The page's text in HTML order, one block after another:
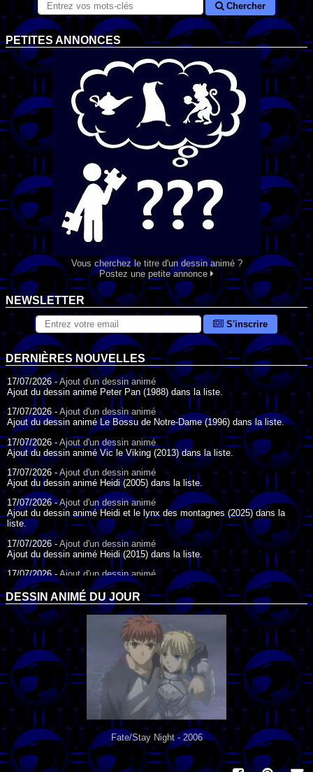
Chercher
PETITES ANNONCES
Vous cherchez le titre d'un dessin animé ?
Postez une petite annonce
NEWSLETTER
S'inscrire
DERNIÈRES NOUVELLES
17/07/2026 -Ajout d'un dessin animé
Ajout du dessin animé Peter Pan (1988) dans la liste.
17/07/2026 -Ajout d'un dessin animé
Ajout du dessin animé Le Bossu de Notre-Dame (1996) dans la liste.
17/07/2026 - Ajout d'un dessin animé
Ajout du dessin animé Vic le Viking (2013) dans la liste.
17/07/2026 -Ajout d'un dessin animé
Ajout du dessin animé Heidi (2005) dans la liste.
17/07/2026 -Ajout d'un dessin animé
Ajout du dessin animé Heidi et le lynx des montagnes (2025) dans la
liste.
17/07/2026 -Ajout d'un dessin animé
Ajout du dessin animé Heidi (2015) dans la liste.
17/07/2026 - Ajout d'un dessin animé
Ajout du dessin animé Heidi (1995) dans la liste.
09/07/2026 -Ajout d'un dessin animé
Ajout du dessin animé Genki l'Aventurier de la Chance (2006) dans la
liste.
04/07/2026 -
Ajout d'un dessin animé
Ajout du dessin animé Vilain Petit Canard (2000) dans la liste.
04/07/2026 -
Ajout d'un dessin animé
Ajout du dessin animé Le Noël du vilain petit canard (2003) dans la liste.
DESSIN ANIMÉ DU JOUR
Fate/Stay Night - 2006